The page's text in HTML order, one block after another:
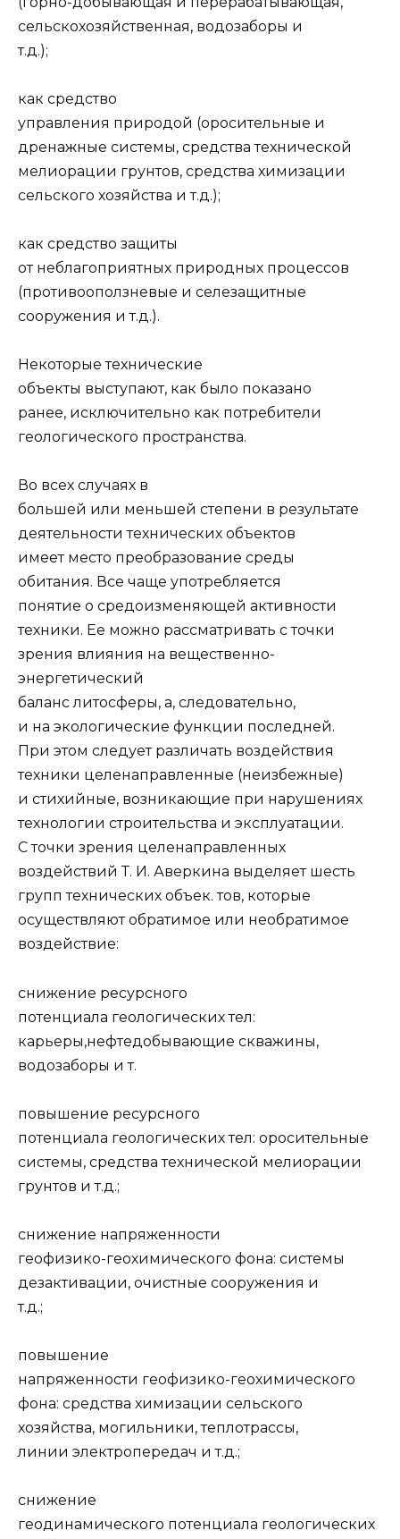
сельскохозяйственная, водозаборы и
т.д.);
как средство
управления природой (оросительные и
дренажные системы, средства технической
мелиорации грунтов, средства химизации
сельского хозяй­ства и т.д.);
как средство защиты
от неблагоприятных природных процессов
(противо­оползневые и селезащитные
сооружения и т.д.).
Некоторые технические
объекты выступают, как было показано
ранее, исклю­чительно как потребители
геологического пространства.
Во всех случаях в
большей или меньшей степени в результате
деятельности тех­нических объектов
имеет место преобразование среды
обитания. Все чаще употреб­ляется
понятие о средоизменяющей активности
техники. Ее можно рассматривать с точки
зрения влияния на вещественно-
энергетический
баланс литосферы, а, сле­довательно,
и на экологические функции последней.
При этом следует различать воздействия
техники целенаправленные (неизбежные)
и стихийные, возникающие при нарушениях
технологии строительства и эксплуатации.
С точки зрения целенаправленных
воздействий Т. И. Аверкина выделяет шесть
групп технических объек. тов, которые
осуществляют обратимое или необратимое
воздействие:
снижение ресурсного
потенциала геологических тел:
карьеры,нефтедобывающие скважины,
водозаборы и т.
повышение ресурсного
потенциала геологических тел: оросительные
системы, средства технической мелиорации
грунтов и т.д.;
снижение напряженности
геофизико-геохимического фона: системы
дезактивации, очистные сооружения и
т.д.;
повышение
напряженности геофизико-геохимического
фона: средства хими­зации сельского
хозяйства, могильники, теплотрассы,
линии электропередач и т.д.;
снижение
геодинамического потенциала геологических